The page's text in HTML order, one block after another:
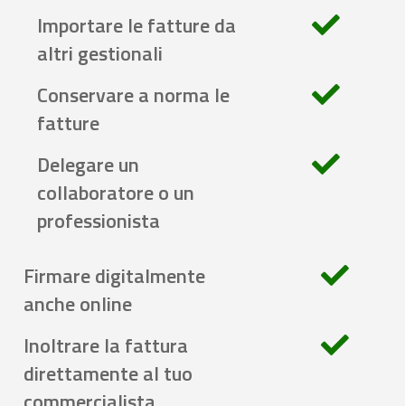
Importare le fatture da
altri gestionali
Conservare a norma le
fatture
Delegare un
collaboratore o un
professionista
Firmare digitalmente
anche online
Inoltrare la fattura
direttamente al tuo